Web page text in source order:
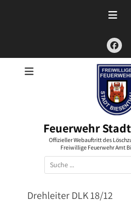
Feuerwehr
Offizieller Webauftritt des
Freiwillige Feuerwehr Amt
Suchen
nach:
Drehleiter DLK 18/12